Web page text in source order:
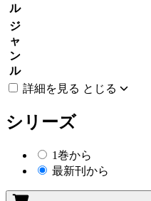
ル
ジ
ャ
ン
ル
詳細を見る とじる
シリーズ
1巻から
最新刊から